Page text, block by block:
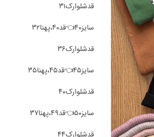
قد‌شلوارک۳۱
سایز۴۰👈قد۴۰،پهنا۳۲
قد‌شلوارک۳۶
سایز۴۵👈قد۴۵،پهنا۳۵
قد‌شلوارک۴۰
سایز۵۰👈قد۴۹،پهنا۳۷
قد‌شلوارک۴۴